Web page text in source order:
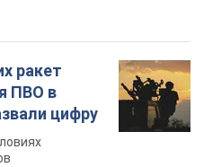
ракет
ПВО в
цифру